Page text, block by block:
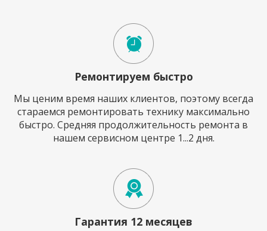
Ремонтируем быстро
Мы ценим время наших клиентов, поэтому всегда
стараемся ремонтировать технику максимально
быстро. Средняя продолжительность ремонта в
нашем сервисном центре 1...2 дня.
Гарантия 12 месяцев